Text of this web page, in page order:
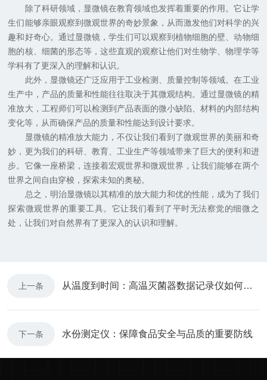
除了科研领域，显微镜在教育领域也发挥着重要的作用。它让学
生们能够亲眼观察到微观世界的奇妙景象，从而激发他们对科学的兴
趣和好奇心。通过显微镜，学生们可以观察到植物细胞的壁、动物细
胞的核、细菌的形态等，这些直观的观察让他们对生物学、物理学等
学科有了更深入的理解和认识。
此外，显微镜还广泛应用于工业检测、质量控制等领域。在工业
生产中，产品的质量和性能往往取决于其微观结构。通过显微镜的精
准放大，工程师们可以检测到产品表面的微小缺陷、材料的内部结构
变化等，从而确保产品的质量和性能达到设计要求。
显微镜的精准放大能力，不仅让我们看到了微观世界的美丽和奇
妙，更为我们的科研、教育、工业生产等领域带来了巨大的便利和进
步。它像一座桥梁，连接着宏观世界和微观世界，让我们能够在两个
世界之间自由穿梭，探索未知的奥秘。
总之，明治显微镜以其精准的放大能力和优的性能，成为了我们
探索微观世界的重要工具。它让我们看到了平时无法察觉的细微之
处，让我们对自然界有了更深入的认识和理解。
上一条 从温度到时间：高温灭菌器数据记录仪如何筑牢医疗安全的“数字防线”
下一条 水份测定仪：保障食品安全与品质的重要防线